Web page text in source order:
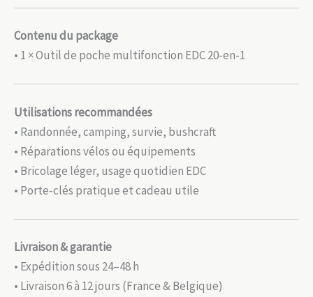
Contenu du package
• 1 × Outil de poche multifonction EDC 20-en-1
Utilisations recommandées
• Randonnée, camping, survie, bushcraft
• Réparations vélos ou équipements
• Bricolage léger, usage quotidien EDC
• Porte-clés pratique et cadeau utile
Livraison & garantie
• Expédition sous 24–48 h
• Livraison 6 à 12 jours (France & Belgique)